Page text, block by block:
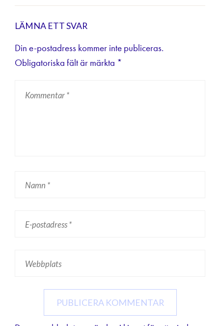
LÄMNA ETT SVAR
Din e-postadress kommer inte publiceras.
Obligatoriska fält är märkta *